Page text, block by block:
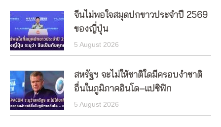
จีนไม่พอใจสมุดปกขาวประจำปี 2569
ของญี่ปุ่น
5 August 2026
สหรัฐฯ จะไม่ให้ชาติใดมีครอบงำชาติ
อื่นในภูมิภาคอินโด–แปซิฟิก
5 August 2026